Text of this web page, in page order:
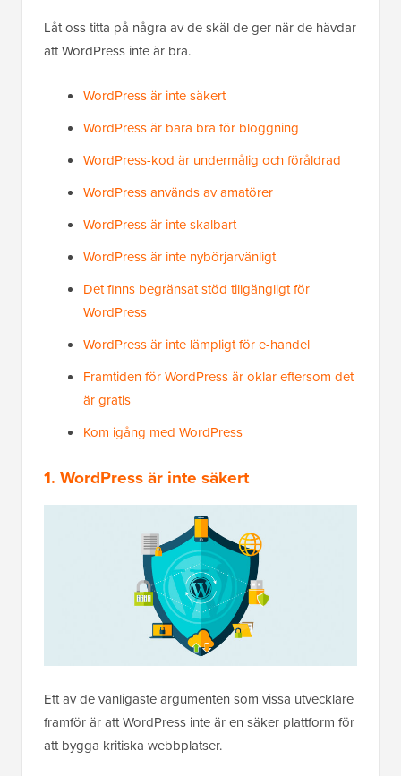
Låt oss titta på några av de skäl de ger när de hävdar
att WordPress inte är bra.
WordPress är inte säkert
WordPress är bara bra för bloggning
WordPress-kod är undermålig och föråldrad
WordPress används av amatörer
WordPress är inte skalbart
WordPress är inte nybörjarvänligt
Det finns begränsat stöd tillgängligt för
WordPress
WordPress är inte lämpligt för e-handel
Framtiden för WordPress är oklar eftersom det
är gratis
Kom igång med WordPress
1. WordPress är inte säkert
Ett av de vanligaste argumenten som vissa utvecklare
framför är att WordPress inte är en säker plattform för
att bygga kritiska webbplatser.